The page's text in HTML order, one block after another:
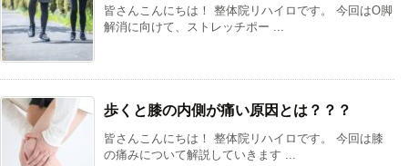
皆さんこんにちは！ 整体院リハイロです。 今回はO脚
解消に向けて、ストレッチポー ...
歩くと膝の内側が痛い原因とは？？？
皆さんこんにちは！ 整体院リハイロです。 今回は膝
の痛みについて解説していきます ...